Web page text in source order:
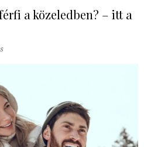
a közeledben? – itt a